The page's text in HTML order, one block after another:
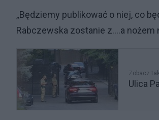
„Będziemy publikować o niej, co
Rabczewska zostanie z….a nożem
Zobacz
Ulica